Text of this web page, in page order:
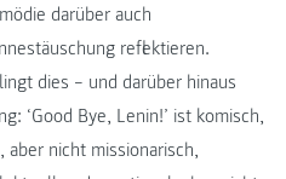
darüber auch
reflektieren.
dies – und darüber hinaus
‘Good Bye, Lenin!’ ist komisch,
nicht missionarisch,